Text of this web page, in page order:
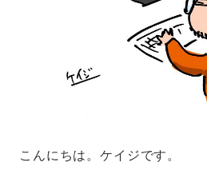
こんにちは。ケイジです。